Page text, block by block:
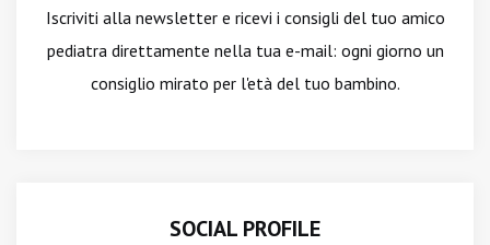
Iscriviti alla newslettere ricevi i consigli del tuo amico
pediatra direttamente nella tua e-mail: ogni giorno un
consiglio mirato per l'età del tuo bambino.
SOCIAL PROFILE